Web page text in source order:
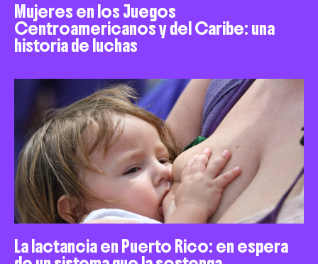
Mujeres en los Juegos
Centroamericanos y del Caribe: una
historia de luchas
La lactancia en Puerto Rico: en espera